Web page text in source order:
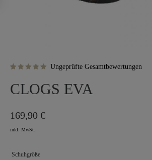
von 5,
basierend
Ungeprüfte Gesamtbewertungen
CLOGS EVA
169,90 €
Schuhgröße